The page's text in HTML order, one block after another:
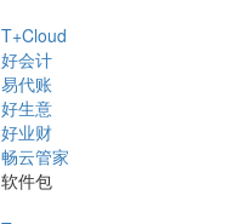
T+Cloud
好会计
易代账
好生意
好业财
畅云管家
软件包